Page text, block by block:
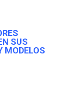
SUS
MODELOS